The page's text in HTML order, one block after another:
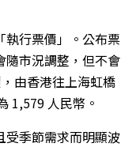
執行票價」。公布票
隨市況調整，但不會
由香港往上海虹橋
1,579 人民幣。
受季節需求而明顯波